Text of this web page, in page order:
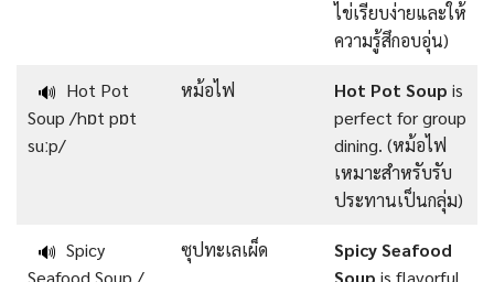
ไข่เรียบง่ายและให้
ความรู้สึกอบอุ่น)
🔊 Hot Pot
Soup /hɒt pɒt
suːp/
หม้อไฟ Hot Pot Soup is
perfect for group
dining. (หม้อไฟ
เหมาะสำหรับรับ
ประทานเป็นกลุ่ม)
🔊 Spicy
Seafood Soup /
ซุปทะเลเผ็ด
Spicy Seafood
Soup is flavorful